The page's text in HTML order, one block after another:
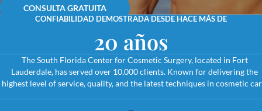
CONSULTA GRATUITA
CONFIABILIDAD DEMOSTRADA DESDE HACE MÁS DE
20 años
The South Florida Center for Cosmetic Surgery, located in Fort
Lauderdale, has served over 10,000 clients. Known for delivering the
highest level of service, quality, and the latest techniques in cosmetic